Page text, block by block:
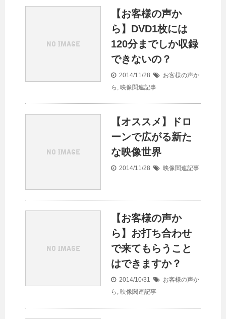
【お客様の声か
ら】DVD1枚には
120分までしか収録
できないの？
2014/11/28
お客様の声か
ら , 映像関連記事
【オススメ】ドロ
ーンで広がる新た
な映像世界
2014/11/28 映像関連記事
【お客様の声か
ら】お打ち合わせ
で来てもらうこと
はできますか？
2014/10/31
お客様の声か
ら , 映像関連記事